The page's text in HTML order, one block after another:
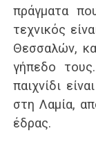
πράγματα
τεχνικός
Θεσσαλών,
γήπεδο
παιχνίδι
στη Λαμία,
έδρας.